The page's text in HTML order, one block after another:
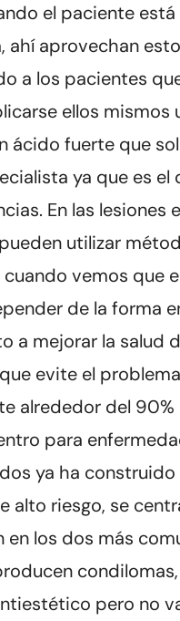
el paciente
ahí aprovechan
a los pacientes
ellos mismos
ácido fuerte que
ya que es
En las lesiones
utilizar
vemos que
de la forma
a mejorar la salud
evite el
alrededor del
para
ya ha
alto riesgo, se
en los dos más
pero no